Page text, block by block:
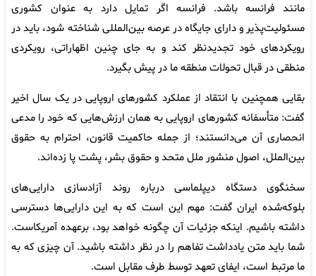
مانند فرانسه باشد. فرانسه اگر تمایل دارد به عنوان کشوری
مسئولیت‌پذیر و دارای جایگاه در عرصه بین‌المللی شناخته شود، باید در
رویکردهای خود تجدیدنظر کند و به جای چنین اظهاراتی، رویکردی
منطقی در قبال تحولات منطقه ما در پیش بگیرد.
بقایی همچنین با انتقاد از عملکرد کشورهای اروپایی در یک سال اخیر
گفت: متأسفانه کشورهای اروپایی به همان ارزش‌هایی که خود را مدعی
انحصاری آن می‌دانستند؛ از جمله حاکمیت قانون، احترام به حقوق
بین‌الملل، اصول منشور ملل متحد و حقوق بشر، پشت پا زده‌اند.
سخنگوی دستگاه دیپلماسی درباره روند آزادسازی دارایی‌های
بلوکه‌شده ایران گفت: مهم این است که به این دارایی‌ها دسترسی
داشته باشیم. اینکه جزئیات آن چگونه خواهد بود، برعهده آمریکاست.
شما باید متن یادداشت‌ تفاهم را در نظر داشته باشید. آن چیزی که به
ما مرتبط است، ایفای تعهد توسط طرف مقابل است.